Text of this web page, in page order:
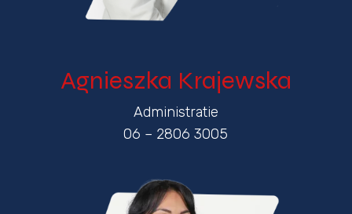
Agnieszka Krajewska
Administratie
06 – 2806 3005